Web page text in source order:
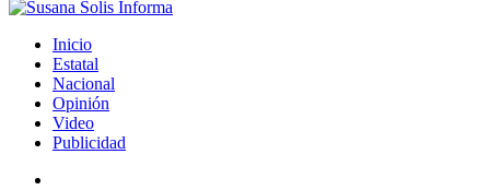
Inicio
Estatal
Nacional
Opinión
Video
Publicidad